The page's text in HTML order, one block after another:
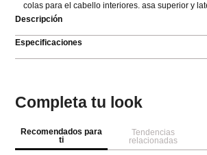
colas para el cabello interiores. asa superior y
Descripción
Especificaciones
Completa tu look
Recomendados para
ti
Tendencias
relacionadas